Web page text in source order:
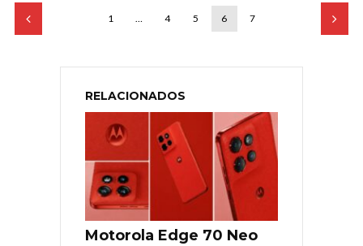
1 … 4 5 6 7
RELACIONADOS
Motorola Edge 70 Neo